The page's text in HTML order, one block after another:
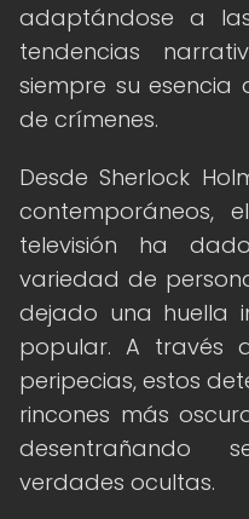
adaptándose a
tendencias
siempre su esencia
de crímenes.
Desde Sherlock
contemporáneos,
televisión ha
variedad de
dejado una huella
popular. A través
peripecias, estos
rincones más
desentrañando
verdades ocultas.